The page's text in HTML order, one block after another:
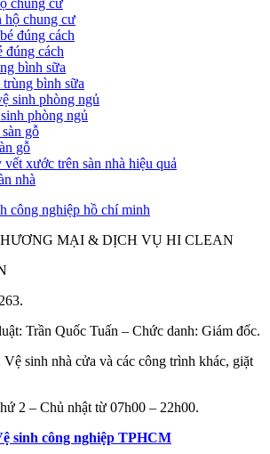
hộ chung cư
đúng cách
bình sữa
phòng ngủ
gỗ
nhà
MẠI & DỊCH VỤ HI CLEAN
Trần Quốc Tuấn – Chức danh: Giám đốc.
sinh nhà cửa và các công trình khác, giặt
2 – Chủ nhật từ 07h00 – 22h00.
sinh công nghiệp TPHCM